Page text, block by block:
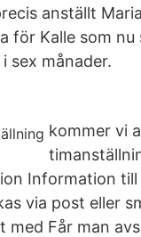
anställt
för Kalle som nu
sex månader.
kommer vi
Information till
via post eller
med Får man